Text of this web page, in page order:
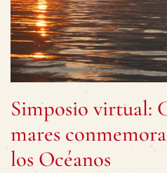
Simposio virtual:
mares
los Océanos